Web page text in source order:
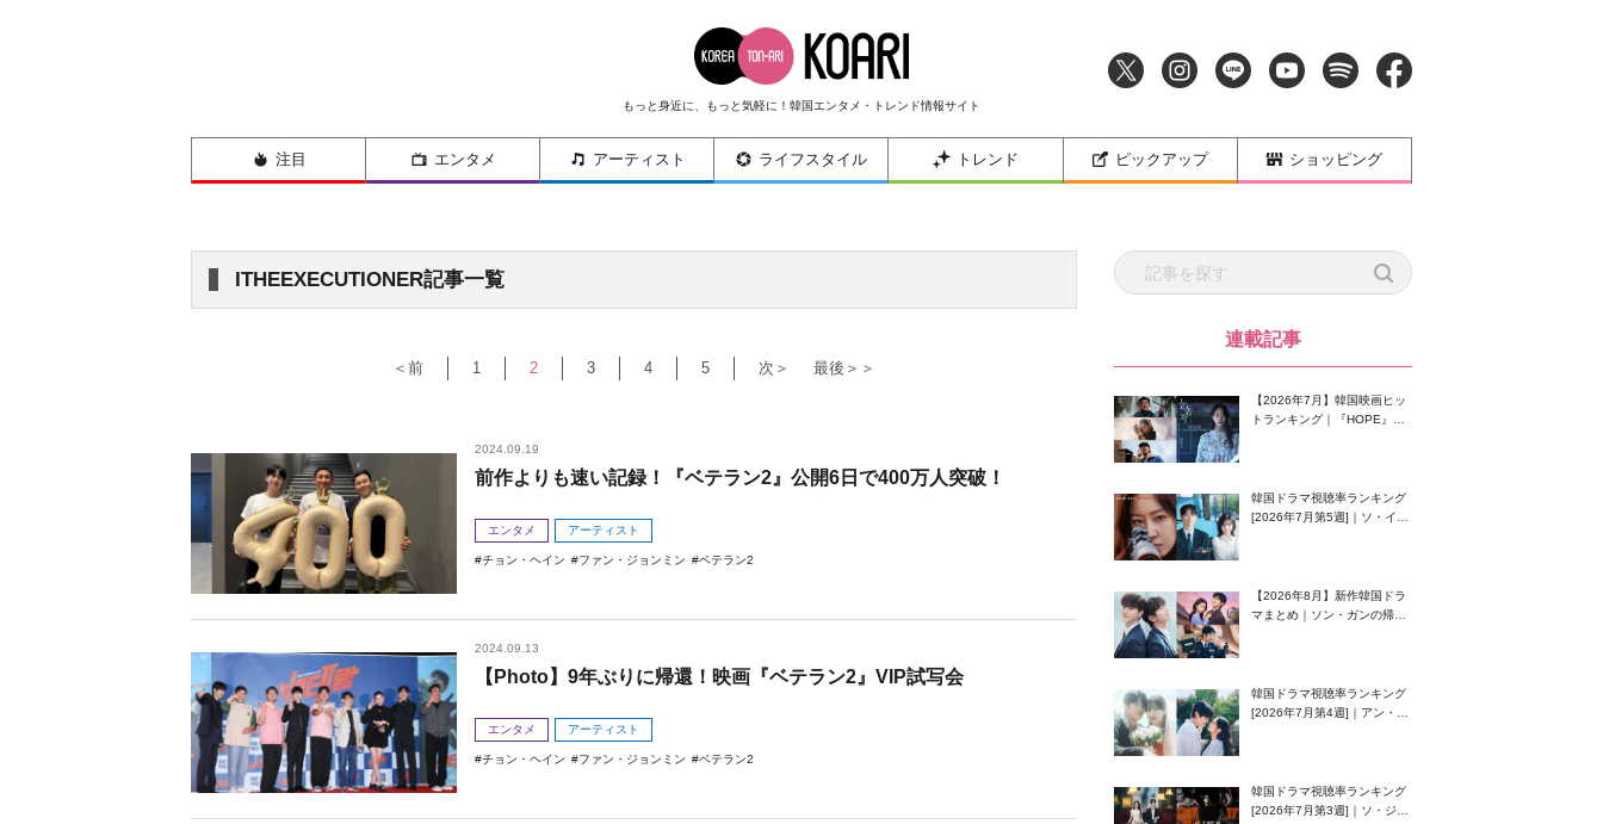
もっと身近に、もっと気軽に！韓国エンタメ・トレンド情報サイト
注目 エンタメ アーティスト ライフスタイル トレンド ピックアップ ショッピング
ITHEEXECUTIONER記事一覧
＜前 1 2 3 4 5 次＞ 最後＞＞
2024.09.19
前作よりも速い記録！『ベテラン2』公開6日で400万人突破！
エンタメ アーティスト
チョン・ヘイン ファン・ジョンミン ベテラン2
2024.09.13
【Photo】9年ぶりに帰還！映画『ベテラン2』VIP試写会
エンタメ アーティスト
チョン・ヘイン ファン・ジョンミン ベテラン2
連載記事
【2026年7月】韓国映画ヒッ
トランキング｜『HOPE』が
韓国ドラマ視聴率ランキング
[2026年7月第5週]｜ソ・イン
【2026年8月】新作韓国ドラ
マまとめ｜ソン・ガンの帰
韓国ドラマ視聴率ランキング
[2026年7月第4週]｜アン・ヒ
韓国ドラマ視聴率ランキング
[2026年7月第3週]｜ソ・ジソ